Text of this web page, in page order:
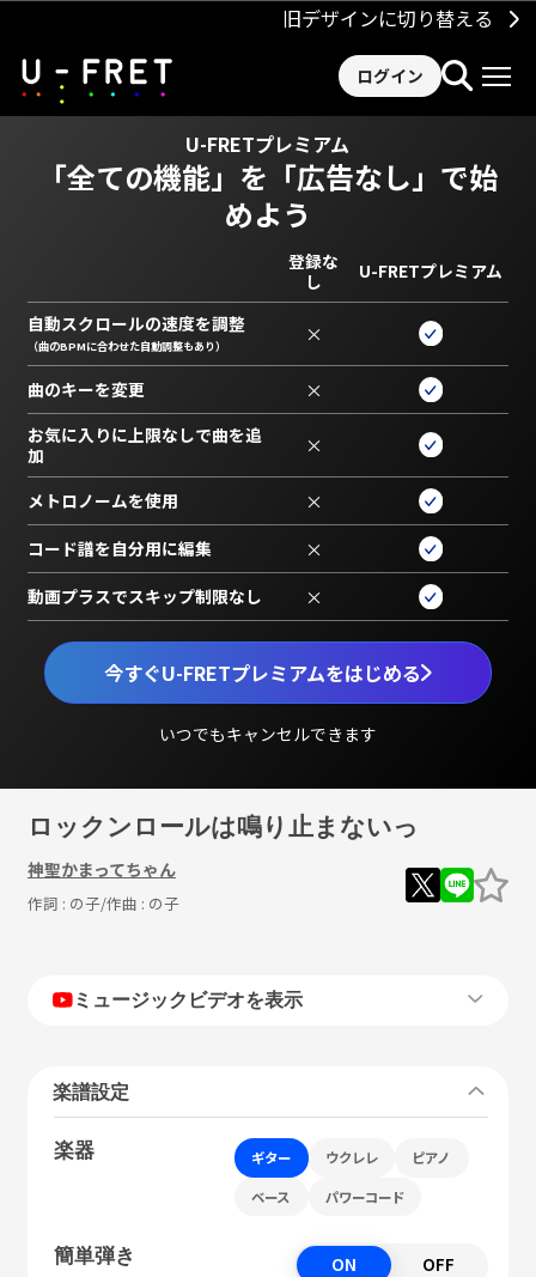
旧デザインに切り替える
ログイン
U-FRETプレミアム
「全ての機能」を 「広告なし」で始
めよう
今すぐU-FRETプレミアムをはじめる
いつでもキャンセルできます
登録な
し
U-FRETプレミアム
自動スクロールの速度を調整
（曲のBPMに合わせた自動調整もあり） ×
曲のキーを変更 ×
お気に入りに上限なしで曲を追
加
×
メトロノームを使用 ×
コード譜を自分用に編集 ×
動画プラスでスキップ制限なし ×
ロックンロールは鳴り止まないっ
神聖かまってちゃん
作詞 : の子/作曲 : の子
ミュージックビデオを表示
楽譜設定
楽器 ギター ウクレレ ピアノ
ベース パワーコード
簡単弾き ON OFF